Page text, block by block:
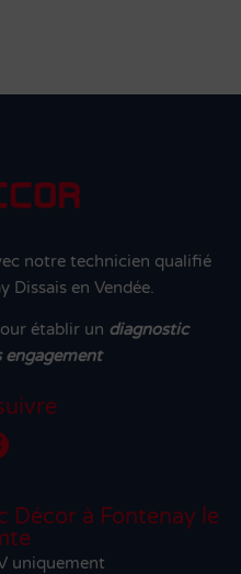
notre technicien qualifié
Dissais en Vendée.
établir un diagnostic
engagement
Décor à Fontenay le
uniquement